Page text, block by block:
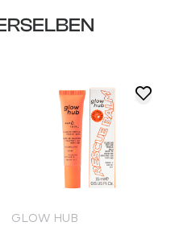
GLOW HUB